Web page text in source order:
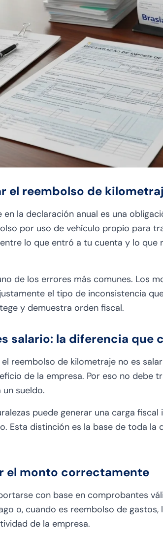
el reembolso de
en la declaración anual es una
por uso de vehículo propio para
lo que entró a tu cuenta y lo
de los errores más comunes. Los
el tipo de inconsistencia
y demuestra orden fiscal.
salario: la diferencia que
reembolso de kilometraje no es
de la empresa. Por eso no debe
sueldo.
puede generar una carga
Esta distinción es la base de toda
el monto correctamente
con base en comprobantes
o, cuando es reembolso de
de la empresa.